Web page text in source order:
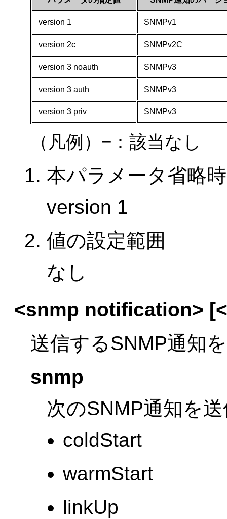
version 1 SNMPv1
version 2c SNMPv2C
version 3 noauth SNMPv3
version 3 auth SNMPv3
version 3 priv SNMPv3
（凡例）−：該当なし
本パラメータ省略
version 1
値の設定範囲
なし
<snmp notification>
送信するSNMP通知
snmp
次のSNMP通知を
coldStart
warmStart
linkUp